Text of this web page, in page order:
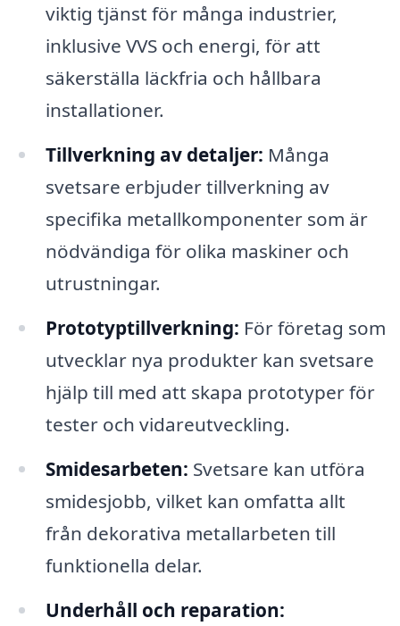
viktig tjänst för många industrier,
inklusive VVS och energi, för att
säkerställa läckfria och hållbara
installationer.
Tillverkning av detaljer: Många
svetsare erbjuder tillverkning av
specifika metallkomponenter som är
nödvändiga för olika maskiner och
utrustningar.
Prototyptillverkning: För företag som
utvecklar nya produkter kan svetsare
hjälp till med att skapa prototyper för
tester och vidareutveckling.
Smidesarbeten: Svetsare kan utföra
smidesjobb, vilket kan omfatta allt
från dekorativa metallarbeten till
funktionella delar.
Underhåll och reparation: